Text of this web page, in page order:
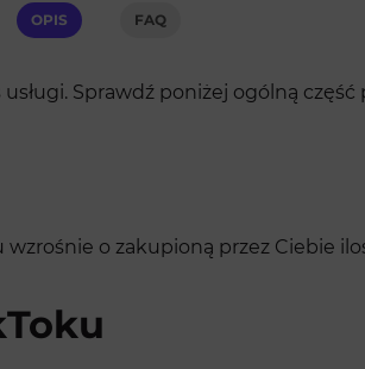
OPIS FAQ
Sprawdź poniżej ogólną część
o zakupioną przez Ciebie